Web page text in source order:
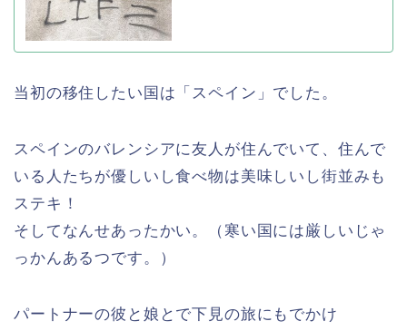
当初の移住したい国は「スペイン」でした。
スペインのバレンシアに友人が住んでいて、住んで
いる人たちが優しいし食べ物は美味しいし街並みも
ステキ！
そしてなんせあったかい。（寒い国には厳しいじゃ
っかんあるつです。）
パートナーの彼と娘とで下見の旅にもでかけ